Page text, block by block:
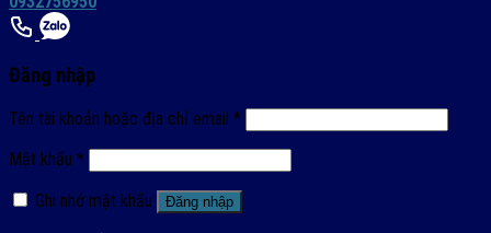
Đăng nhập
Tên tài khoản hoặc địa chỉ email *
Mật khẩu *
Ghi nhớ mật khẩu
Đăng nhập